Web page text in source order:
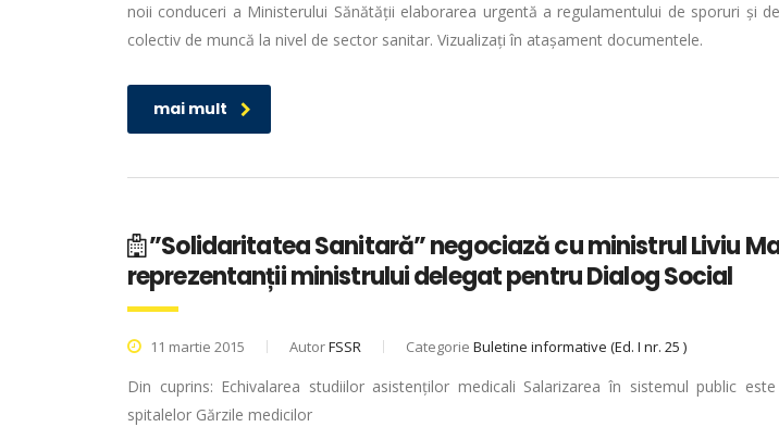
noii conduceri a Ministerului Sănătății elaborarea urgentă a regulamentului de sporuri și
colectiv de muncă la nivel de sector sanitar. Vizualizați în atașament documentele.
mai mult
”Solidaritatea Sanitară” negociază cu ministrul Liviu
reprezentanții ministrului delegat pentru Dialog Social
11 martie 2015 AutorFSSR Categorie Buletine informative (Ed. I nr. 25 )
Din cuprins: Echivalarea studiilor asistenților medicali Salarizarea în sistemul public
spitalelor Gărzile medicilor